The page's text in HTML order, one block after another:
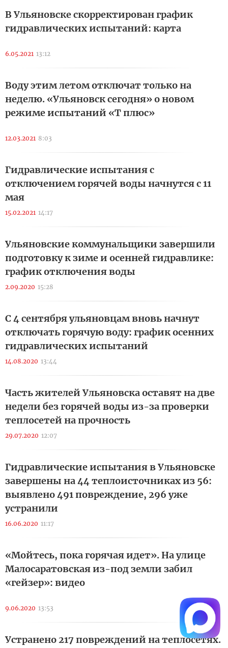
В Ульяновске скорректирован график
гидравлических испытаний: карта
6.05.2021 13:12
Воду этим летом отключат только на
неделю. «Ульяновск сегодня» о новом
режиме испытаний «Т плюс»
12.03.2021 8:03
Гидравлические испытания с
отключением горячей воды начнутся с 11
мая
15.02.2021 14:17
Ульяновские коммунальщики завершили
подготовку к зиме и осенней гидравлике:
график отключения воды
2.09.2020 15:28
С 4 сентября ульяновцам вновь начнут
отключать горячую воду: график осенних
гидравлических испытаний
14.08.2020 13:44
Часть жителей Ульяновска оставят на две
недели без горячей воды из-за проверки
теплосетей на прочность
29.07.2020 12:07
Гидравлические испытания в Ульяновске
завершены на 44 теплоисточниках из 56:
выявлено 491 повреждение, 296 уже
устранили
16.06.2020 11:17
«Мойтесь, пока горячая идет». На улице
Малосаратовская из-под земли забил
«гейзер»: видео
9.06.2020 13:53
Устранено 217 повреждений на теплосетях.